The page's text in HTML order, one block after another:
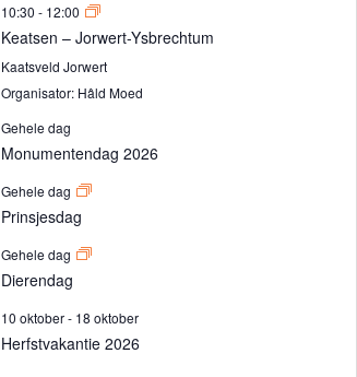
10:30 - 12:00
Keatsen – Jorwert-Ysbrechtum
Kaatsveld Jorwert
Organisator: Hâld Moed
Gehele dag
Monumentendag 2026
Gehele dag
Prinsjesdag
Gehele dag
Dierendag
10 oktober- 18 oktober
Herfstvakantie 2026